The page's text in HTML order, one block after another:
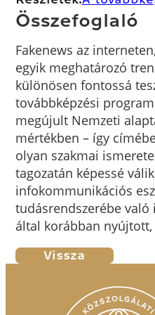
Összefoglaló
Fakenews az
egyik meghatározó
különösen fontossá
továbbképzési
megújult Nemzeti
mértékben – így
olyan szakmai
tagozatán képessé
infokommunikációs
tudásrendszerébe való
által korábban
Vissza